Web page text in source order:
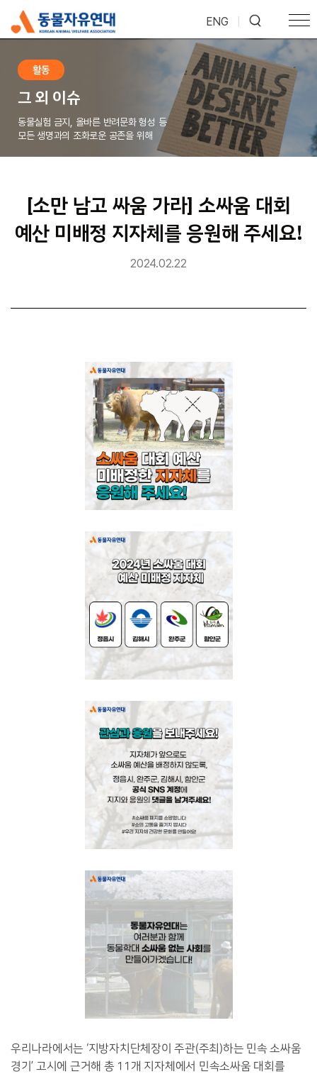
ENG
활동
그 외 이슈
동물실험 금지, 올바른 반려문화 형성 등
모든 생명과의 조화로운 공존을 위해
[소만 남고 싸움 가라] 소싸움 대회
예산 미배정 지자체를 응원해 주세요!
2024.02.22
우리나라에서는 ‘지방자치단체장이 주관(주최)하는 민속 소싸움
경기’ 고시에 근거해 총 11개 지자체에서 민속소싸움 대회를